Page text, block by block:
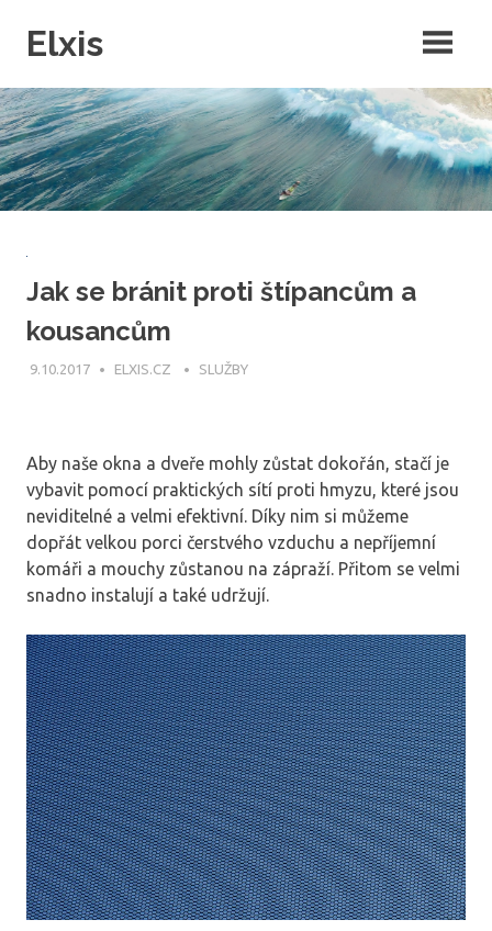
Elxis
intenretový magazín, ve kterém by byly rubriky pro každého? Přesně
to jsme pro vás udělali a navíc do něj můžete publikovat i vy!
Jak se bránit proti štípancům a
kousancům
9.10.2017 ELXIS.CZ SLUŽBY
Aby naše okna a dveře mohly zůstat dokořán, stačí je
vybavit pomocí praktických sítí proti hmyzu, které jsou
neviditelné a velmi efektivní. Díky nim si můžeme
dopřát velkou porci čerstvého vzduchu a nepříjemní
komáři a mouchy zůstanou na zápraží. Přitom se velmi
snadno instalují a také udržují.